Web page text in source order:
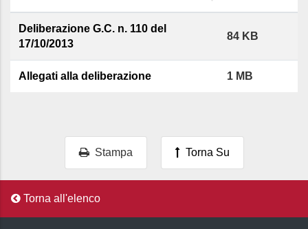
Deliberazione G.C. n. 110 del
17/10/2013
84 KB
Allegati alla deliberazione 1 MB
Stampa Torna Su
Torna all'elenco